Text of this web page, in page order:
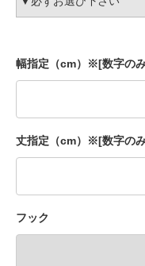
幅指定（cm）※[数字の
丈指定（cm）※[数字の
フック